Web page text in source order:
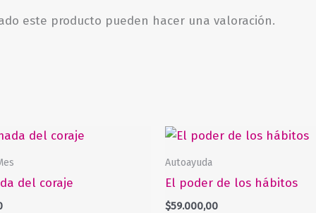
este producto pueden hacer una valoración.
del coraje
Autoayuda
El poder de los hábitos
$59.000,00